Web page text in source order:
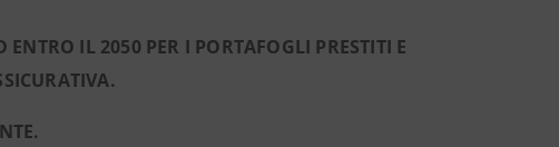
IL 2050 PER I PORTAFOGLI PRESTITI E